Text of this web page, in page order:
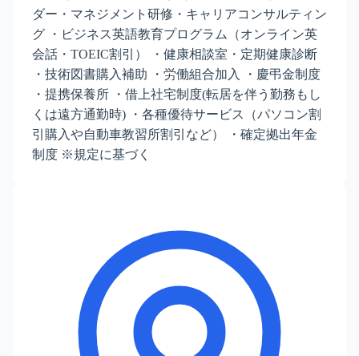
ダー・マネジメント研修・キャリアコンサルティン
グ ・ビジネス英語教育プログラム（オンライン英
会話・TOEIC割引） ・健康相談室・定期健康診断
・技術図書購入補助 ・労働組合加入 ・慶弔金制度
・提携保養所 ・借上社宅制度(転居を伴う勤務もし
くは遠方通勤時) ・各種優待サービス（パソコン割
引購入や自動車教習所割引など） ・確定拠出年金
制度 ※規定に基づく